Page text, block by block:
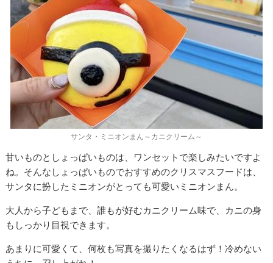
サンタ・ミニオンまん～カニクリーム～
甘いものとしょっぱいものは、ワンセットで楽しみたいですよ
ね。そんなしょっぱいものでおすすめのクリスマスフードは、
サンタに扮したミニオンがとっても可愛いミニオンまん。
大人から子どもまで、誰もが好むカニクリーム味で、カニの身
もしっかり目視できます。
あまりに可愛くて、何枚も写真を撮りたくなるはず！冷めない